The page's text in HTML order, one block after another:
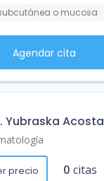
o mucosa
Agendar cita
Yubraska Acosta
precio 0 citas